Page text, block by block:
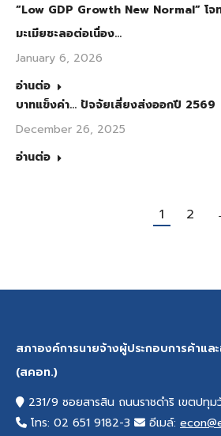
“Low GDP Growth New Normal” โจ
มะเมียชะลอต่อเนื่อง…
January 6, 2026
อ่านต่อ
บาทแข็งค่า… ปัจจัยเสี่ยงส่งออกปี 2569
December 26, 2025
อ่านต่อ
1 2
สภาองค์การนายจ้างผู้ประกอบการค้าแล
(สคอท.)
231/9 ซอยสารสิน ถนนราชดำริ เขตปทุ
โทร: 02 651 9182-3
อีเมล์: